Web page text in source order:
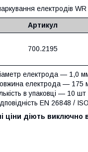
електродів
Артикул
700.2195
електрода — 1,0
електрода — 175
в упаковці — 10 шт
EN 26848 /
ціни діють виключно